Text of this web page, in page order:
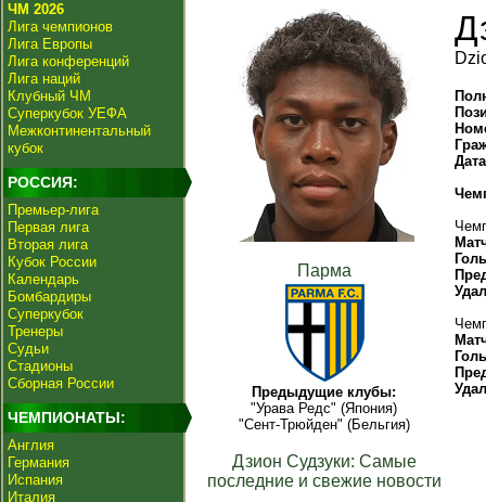
ЧМ 2026
Лига чемпионов
Лига Европы
Лига конференций
Лига наций
Клубный ЧМ
Суперкубок УЕФА
Межконтинентальный
кубок
РОССИЯ:
Премьер-лига
Первая лига
Вторая лига
Кубок России
Календарь
Бомбардиры
Суперкубок
Тренеры
Судьи
Стадионы
Сборная России
ЧЕМПИОНАТЫ:
Англия
Германия
Испания
Италия
Парма
Предыдущие клубы:
"Урава Редс" (Япония)
"Сент-Трюйден" (Бельгия)
Дзион Судзуки: Самые
последние и свежие новости